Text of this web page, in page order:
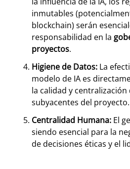
inmutables
blockchain) serán
responsabilidad en la
proyectos.
Higiene de Datos: La
modelo de IA es
la calidad y centralización
subyacentes del proyecto.
Centralidad Humana: El
siendo esencial para la
de decisiones éticas y el